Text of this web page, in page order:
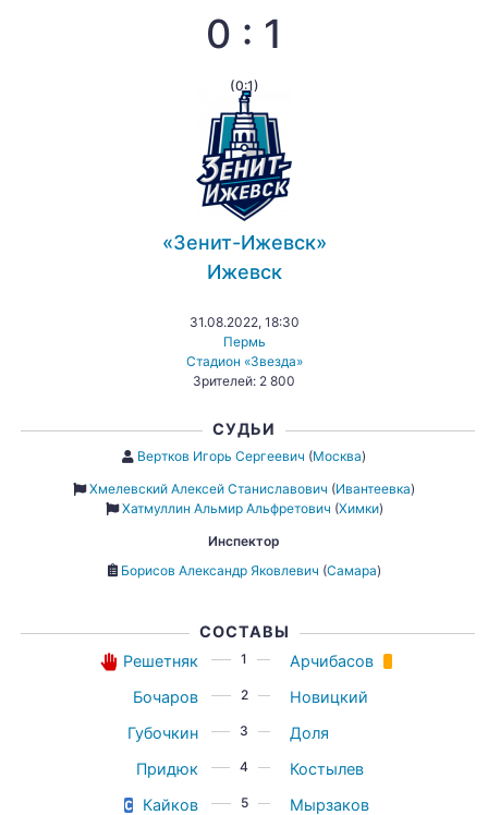
0 : 1
(0:1)
«Зенит-Ижевск»
Ижевск
31.08.2022, 18:30
Пермь
Стадион «Звезда»
Зрителей: 2 800
СУДЬИ
Вертков Игорь Сергеевич (Москва)
Хмелевский Алексей Станиславович (Ивантеевка)
Хатмуллин Альмир Альфретович (Химки)
Инспектор
Борисов Александр Яковлевич (Самара)
СОСТАВЫ
Решетняк
1
Арчибасов
Бочаров
2
Новицкий
Губочкин
3
Доля
Придюк
4
Костылев
Кайков
5
Мырзаков